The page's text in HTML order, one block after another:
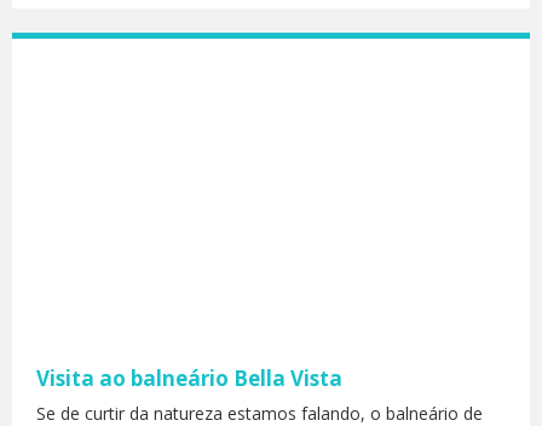
Visita ao balneário Bella Vista
Se de curtir da natureza estamos falando, o balneário de